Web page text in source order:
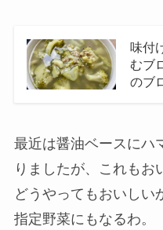
味付
むブ
のブ
最近は醤油ベースにハ
りましたが、これもお
どうやってもおいしい
指定野菜にもなるわ。